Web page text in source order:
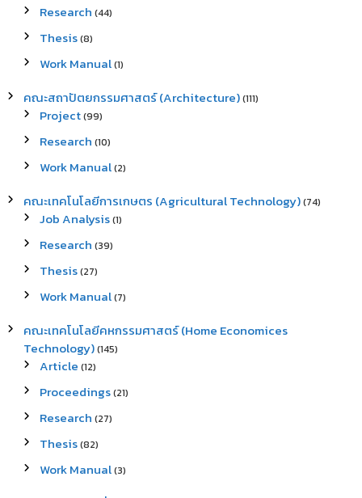
Research (44)
Thesis(8)
Work Manual(1)
คณะสถาปัตยกรรมศาสตร์ (Architecture)(111)
Project(99)
Research (10)
Work Manual(2)
คณะเทคโนโลยีการเกษตร (Agricultural Technology)(74)
Job Analysis(1)
Research (39)
Thesis(27)
Work Manual(7)
คณะเทคโนโลยีคหกรรมศาสตร์ (Home Economices
Technology)(145)
Article (12)
Proceedings(21)
Research (27)
Thesis(82)
Work Manual(3)